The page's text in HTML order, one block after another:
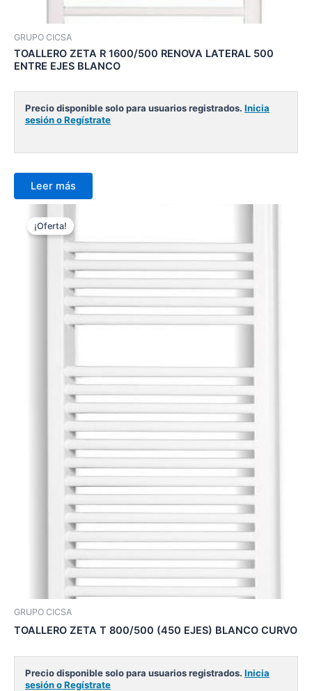
GRUPO CICSA
TOALLERO ZETA R 1600/500 RENOVA LATERAL 500
ENTRE EJES BLANCO
Precio disponible solo para usuarios registrados. Inicia
sesión o Regístrate
Leer más
¡Oferta!
GRUPO CICSA
TOALLERO ZETA T 800/500 (450 EJES) BLANCO CURVO
Precio disponible solo para usuarios registrados. Inicia
sesión o Regístrate